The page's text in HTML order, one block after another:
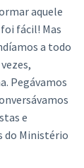
aquele
fácil! Mas
a todo
Pegávamos
e
do Ministério